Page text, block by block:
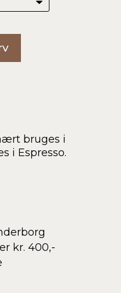
bruges i
i Espresso.
kr. 400,-